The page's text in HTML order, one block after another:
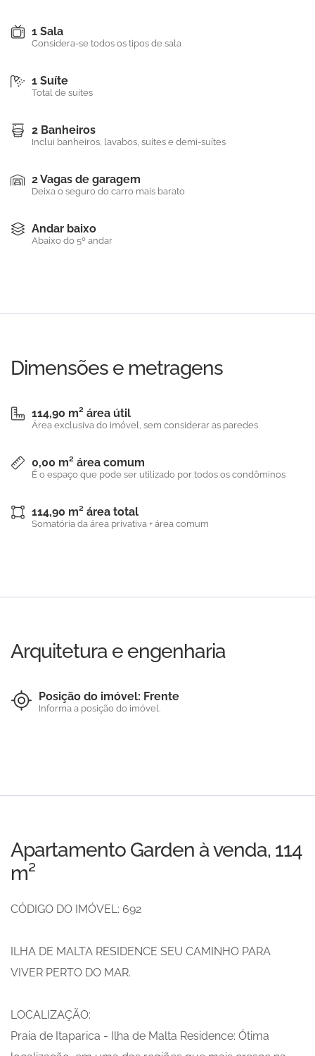
1 Sala
Considera-se todos os tipos de sala
1 Suíte
Total de suítes
2 Banheiros
Inclui banheiros, lavabos, suítes e demi-suítes
2 Vagas de garagem
Deixa o seguro do carro mais barato
Andar baixo
Abaixo do 5º andar
Dimensões e metragens
114,90 m² área útil
Área exclusiva do imóvel, sem considerar as paredes
0,00 m² área comum
É o espaço que pode ser utilizado por todos os condôminos
114,90 m² área total
Somatória da área privativa + área comum
Arquitetura e engenharia
Posição do imóvel: Frente
Informa a posição do imóvel.
Apartamento Garden à venda, 114
m²
CÓDIGO DO IMÓVEL: 692
ILHA DE MALTA RESIDENCE SEU CAMINHO PARA
VIVER PERTO DO MAR.
LOCALIZAÇÃO:
Praia de Itaparica - Ilha de Malta Residence: Ótima